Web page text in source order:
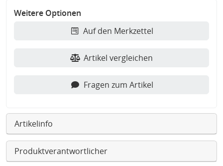
Weitere Optionen
Auf den Merkzettel
Artikel vergleichen
Fragen zum Artikel
Artikelinfo
Produktverantwortlicher